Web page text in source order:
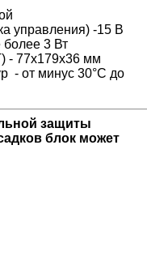
управления) -15 В
3 Вт
- 77х179х36 мм
- от минус 30°С до
защиты
блок может